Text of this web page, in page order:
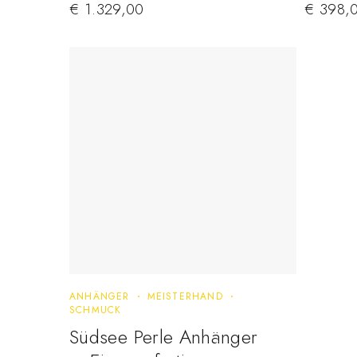
€ 1.329,00 €
ANHÄNGER
MEISTERHAND
SCHMUCK
Südsee Perle Anhänger